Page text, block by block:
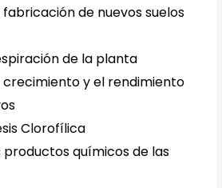
fabricación de nuevos suelos
de la planta
y el rendimiento
Clorofílica
productos químicos de las